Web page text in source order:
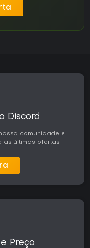
Discord
comunidade e
as últimas ofertas
Preço